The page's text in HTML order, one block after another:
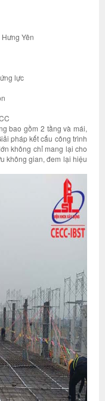
Yên
lực
bao gồm 2 tầng và mái,
pháp kết cấu công trình
không chỉ mang lại cho
không gian, đem lại hiệu